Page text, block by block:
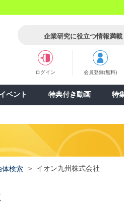
企業研究に役立つ情報満載
ログイン 会員登録(無料)
イベント 特典付き動画 特
体検索 イオン九州株式会社